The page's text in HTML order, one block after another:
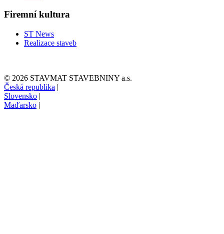
Firemní kultura
ST News
Realizace staveb
© 2026 STAVMAT STAVEBNINY a.s.
Česká republika |
Slovensko |
Maďarsko |